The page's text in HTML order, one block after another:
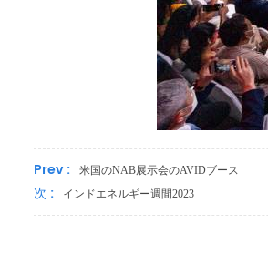
Prev : 米国のNAB展示会のAVIDブース
次 : インドエネルギー週間2023